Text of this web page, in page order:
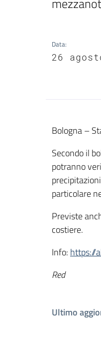
Data:
26
Bologna –
Secondo il
potranno
particolare
Previste
costiere.
Info: https://
Red
Ultimo